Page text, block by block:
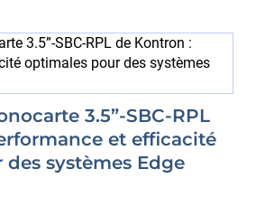
3.5”-SBC-RPL
et efficacité
systèmes Edge